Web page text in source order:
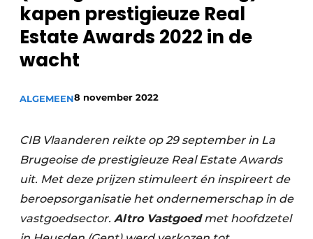
Vacature aanmelden
Vacatures
Video’s
Bedrijven
Contact
Akoestiek
Beton & Staalbouw
Brandveiligheid
Evenementen
Houtbouw
kapen prestigieuze Real
Estate Awards 2022 in de
wacht
ALGEMEEN8 november 2022
CIB Vlaanderen reikte op 29 september in La
Brugeoise de prestigieuze Real Estate Awards
uit. Met deze prijzen stimuleert én inspireert de
beroepsorganisatie het ondernemerschap in de
vastgoedsector. Altro Vastgoedmet hoofdzetel